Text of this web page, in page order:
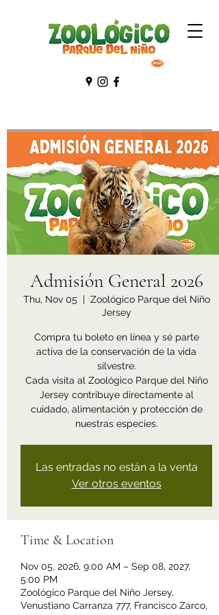
Admisión General 2026
Thu, Nov 05
  |
Zoológico Parque del Niño
Jersey
Compra tu boleto en línea y sé parte
activa de la conservación de la vida
silvestre.
Cada visita al Zoológico Parque del Niño
Jersey contribuye directamente al
cuidado, alimentación y protección de
nuestras especies.
Las entradas no están a la venta
Ver otros eventos
Time & Location
Nov 05, 2026, 9:00 AM – Sep 08, 2027,
5:00 PM
Zoológico Parque del Niño Jersey,
Venustiano Carranza 777, Francisco Zarco,